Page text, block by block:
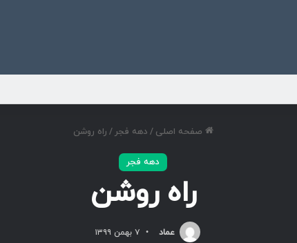
صفحه اصلی / دهه فجر / راه روشن
دهه فجر
راه روشن
عماد ۷ بهمن ۱۳۹۹